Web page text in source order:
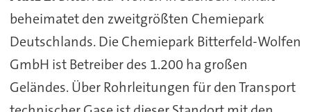
beheimatet den zweitgrößten Chemiepark
Deutschlands. Die Chemiepark Bitterfeld-Wolfen
GmbH ist Betreiber des 1.200 ha großen
Geländes. Über Rohrleitungen für den Transport